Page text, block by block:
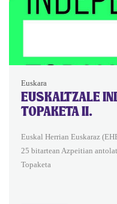
Euskara
EUSKALTZALE
TOPAKETA II.
Euskal Herrian Euskaraz
25 bitartean Azpeitian
Topaketa